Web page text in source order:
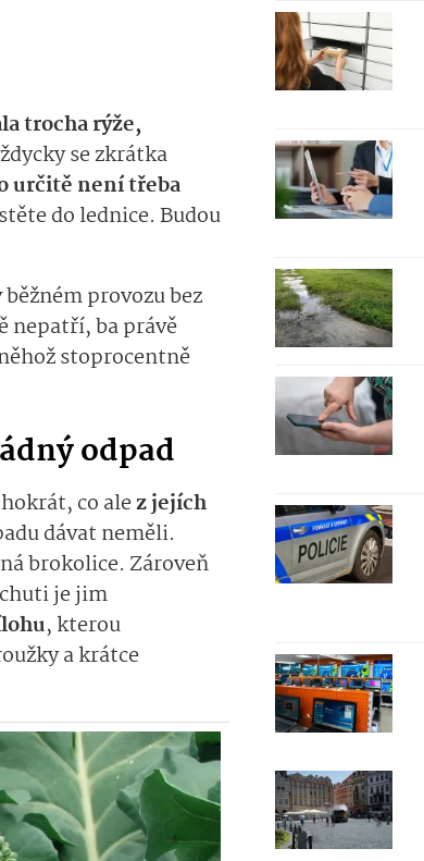
trocha rýže,
se zkrátka
určitě není třeba
do lednice. Budou
provozu bez
nepatří, ba právě
stoprocentně
odpad
co alez jejích
dávat neměli.
brokolice. Zároveň
je jim
, kterou
a krátce